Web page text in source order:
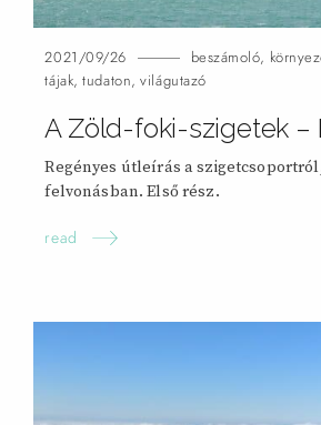
2021/09/26 beszámoló,
tájak,tudaton,világutazó
A Zöld-foki-szigetek –
Regényes útleírás a
felvonásban. Elsőrész.
read